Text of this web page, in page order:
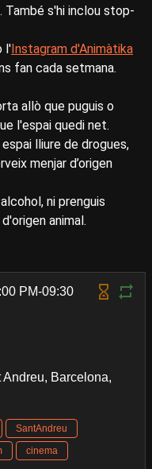
També s'hi inclou stop-
l'Instagram d'Animàtika
fan cada setmana.
allò que puguis o
l'espai quedi net.
lliure de drogues,
menjar d’origen
ni prenguis
animal.
PM-09:30
Barcelona,
SantAndreu
cinema